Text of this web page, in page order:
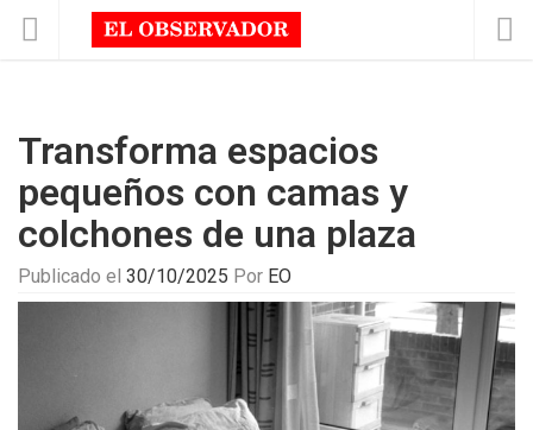
Transforma espacios
pequeños con camas y
colchones de una plaza
Publicado el 30/10/2025 Por EO